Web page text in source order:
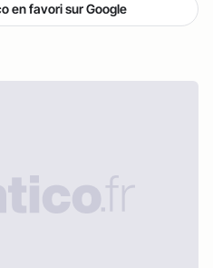
en favori sur Google